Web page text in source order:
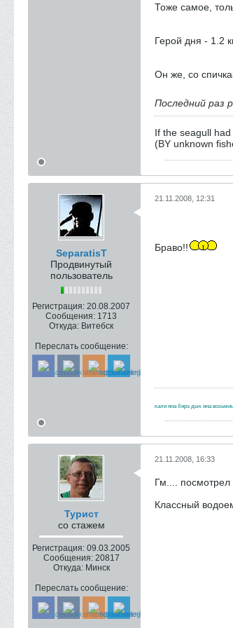
Тоже самое,
Герой дня - 1.2
Он же, со
Последний раз
If the seagull
(BY unknown
SeparatisT
Продвинутый
пользователь
Регистрация: 20.08.2007
Сообщения: 1713
Откуда: Витебск
Переслать сообщение:
21.11.2008, 12:31
Браво!!
кали яна бярэ дык яна
Турист
со стажем
Регистрация: 09.03.2005
Сообщения: 20817
Откуда: Минск
Переслать сообщение:
21.11.2008, 16:33
Гм.... посмотрел
Классный